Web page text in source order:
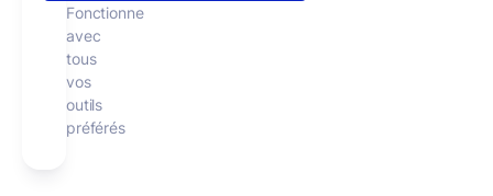
Fonctionne
avec
tous
vos
outils
préférés